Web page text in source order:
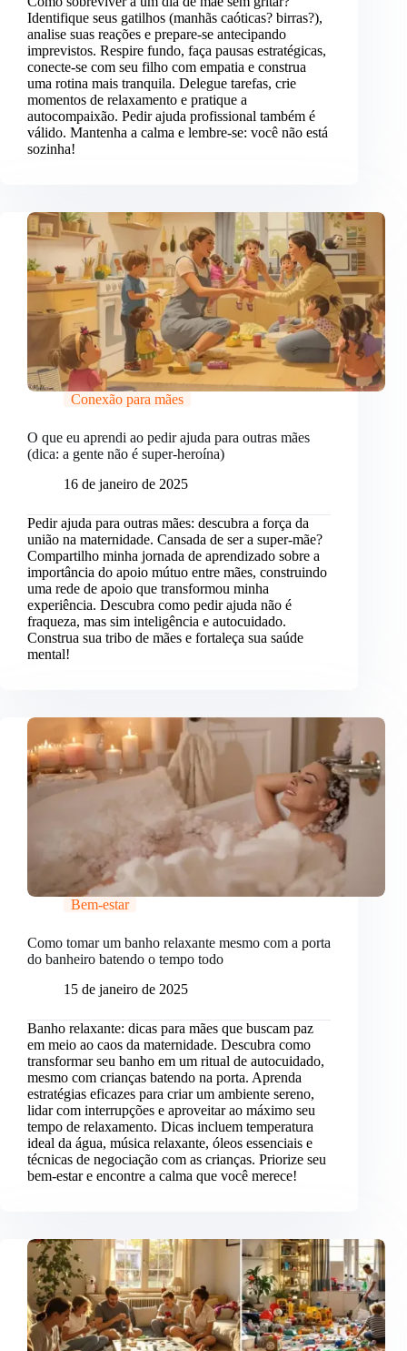
Identifique seus gatilhos (manhãs caóticas? birras?),
analise suas reações e prepare-se antecipando
imprevistos. Respire fundo, faça pausas estratégicas,
conecte-se com seu filho com empatia e construa
uma rotina mais tranquila. Delegue tarefas, crie
momentos de relaxamento e pratique a
autocompaixão. Pedir ajuda profissional também é
válido. Mantenha a calma e lembre-se: você não está
sozinha!
Conexão para mães
O que eu aprendi ao pedir ajuda para outras mães
(dica: a gente não é super-heroína)
16 de janeiro de 2025
Pedir ajuda para outras mães: descubra a força da
união na maternidade. Cansada de ser a super-mãe?
Compartilho minha jornada de aprendizado sobre a
importância do apoio mútuo entre mães, construindo
uma rede de apoio que transformou minha
experiência. Descubra como pedir ajuda não é
fraqueza, mas sim inteligência e autocuidado.
Construa sua tribo de mães e fortaleça sua saúde
mental!
Bem-estar
Como tomar um banho relaxante mesmo com a porta
do banheiro batendo o tempo todo
15 de janeiro de 2025
Banho relaxante: dicas para mães que buscam paz
em meio ao caos da maternidade. Descubra como
transformar seu banho em um ritual de autocuidado,
mesmo com crianças batendo na porta. Aprenda
estratégias eficazes para criar um ambiente sereno,
lidar com interrupções e aproveitar ao máximo seu
tempo de relaxamento. Dicas incluem temperatura
ideal da água, música relaxante, óleos essenciais e
técnicas de negociação com as crianças. Priorize seu
bem-estar e encontre a calma que você merece!